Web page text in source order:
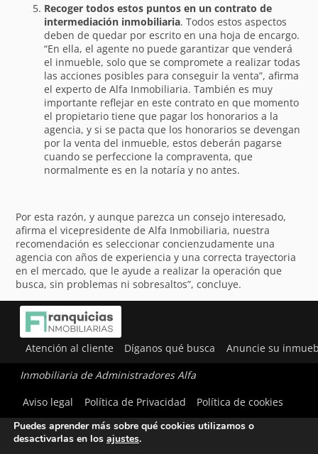
Recoger todos estos puntos en un contrato de
intermediación inmobiliaria. Todos estos aspectos
deben de quedar por escrito en una hoja de encargo.
“En ella, el agente no puede garantizar que venderá
el inmueble, solo que se compromete a realizar todas
las acciones posibles para conseguir la venta”, afirma
el experto de Alfa Inmobiliaria. También es muy
importante reflejar en este contrato en que momento
el propietario tiene que pagar los honorarios a la
agencia, y si se pacta que los honorarios se devengan
por la venta del inmueble, estos deberán pagarse
cuando se perfeccione la compraventa, que
normalmente es en la notaría y no antes.
Por esta razón, y aunque parezca un consejo interesado,
afirma el vicepresidente de Alfa Inmobiliaria, nuestra
recomendación es seleccionar concienzudamente una
agencia con años de experiencia y una correcta trayectoria
en el mercado, que le ayude a realizar la operación que
busca, sin problemas ni sobresaltos”, concluye.
Atención al cliente Díganos qué busca Anuncie su
Inmobiliaria de Administradores Alfa
Aviso legal
Política de Privacidad Política de cookies
Utilizamos cookies para ofrecerte la mejor experiencia en
Puedes aprender más sobre qué cookies utilizamos o
desactivarlas en los ajustes.